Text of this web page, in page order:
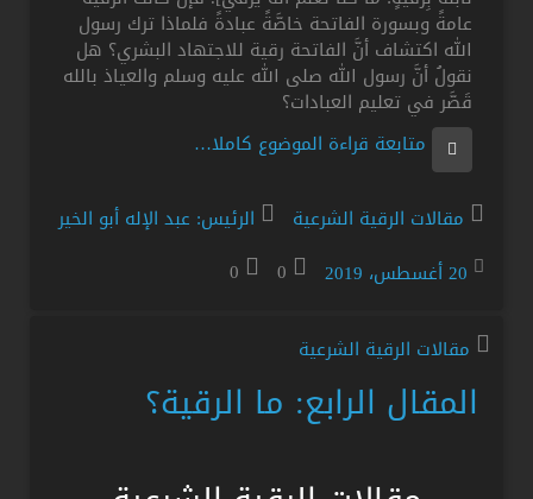
عامةً وبسورة الفاتحة خاصَّةً عبادةً فلماذا ترك رسول
الله اكتشاف أنَّ الفاتحة رقية للاجتهاد البشري؟ هل
نقولُ أنَّ رسول الله صلى الله عليه وسلم والعياذ بالله
قَصَّر في تعليم العبادات؟
متابعة قراءة الموضوع كاملا…
مقالات الرقية الشرعية
الرئيس: عبد الإله أبو الخير
20 أغسطس، 2019
0
0
مقالات الرقية الشرعية
المقال الرابع: ما الرقية؟